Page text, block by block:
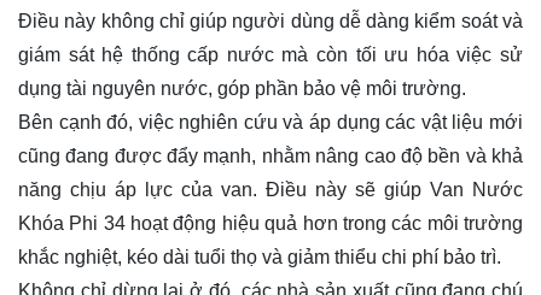
Điều này không chỉ giúp người dùng dễ dàng kiểm soát và
giám sát hệ thống cấp nước mà còn tối ưu hóa việc sử
dụng tài nguyên nước, góp phần bảo vệ môi trường.
Bên cạnh đó, việc nghiên cứu và áp dụng các vật liệu mới
cũng đang được đẩy mạnh, nhằm nâng cao độ bền và khả
năng chịu áp lực của van. Điều này sẽ giúp Van Nước
Khóa Phi 34 hoạt động hiệu quả hơn trong các môi trường
khắc nghiệt, kéo dài tuổi thọ và giảm thiểu chi phí bảo trì.